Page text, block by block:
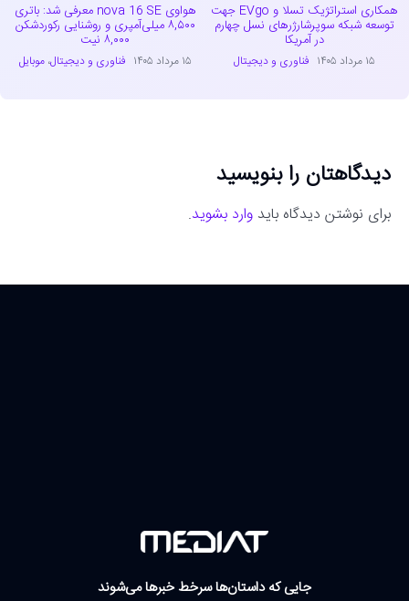
همکاری استراتژیک تسلا و EVgo جهت
توسعه شبکه سوپرشارژرهای نسل چهارم
در آمریکا
۱۵ مرداد ۱۴۰۵ فناوری و دیجیتال
هواوی nova 16 SE معرفی شد: باتری
۸,۵۰۰ میلی‌آمپری و روشنایی رکوردشکن
۸,۰۰۰ نیت
۱۵ مرداد ۱۴۰۵ فناوری و دیجیتال،موبایل
دیدگاهتان را بنویسید
برای نوشتن دیدگاه باید وارد بشوید.
جایی که داستان‌ها سرخط خبرها می‌شوند